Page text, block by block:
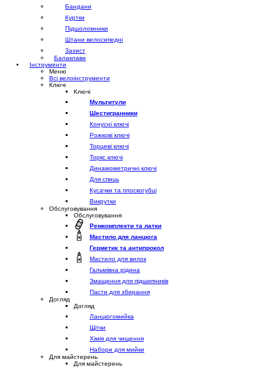
Бандани
Куртки
Підшоломники
Штани велосипедні
Захист
Балаклави
Інструменти
Меню
Всі велоінструменти
Ключі
Ключі
Мультитули
Шестигранники
Конусні ключі
Рожкові ключі
Торцеві ключі
Торкс ключі
Динамометричні ключі
Для спиць
Кусачки та плоскогубці
Викрутки
Обслуговування
Обслуговування
Ремкомплекти та латки
Мастило для ланцюга
Герметик та антипрокол
Мастило для вилок
Гальмівна рідина
Змащення для підшипників
Пасти для збирання
Догляд
Догляд
Ланцюгомийка
Щітки
Хімія для чищення
Набори для мийки
Для майстерень
Для майстерень